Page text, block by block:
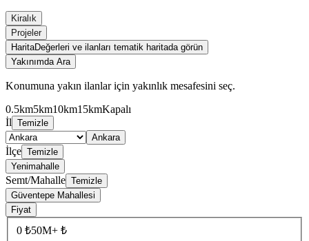
Kiralık
Projeler
HaritaDeğerleri ve ilanları tematik haritada görün
Yakınımda Ara
Konumuna yakın ilanlar için yakınlık mesafesini seç.
0.5km5km10km15kmKapalı
İl Temizle
Ankara
İlçe Temizle
Yenimahalle
Semt/Mahalle Temizle
Güventepe Mahallesi
Fiyat
0 ₺50M+ ₺